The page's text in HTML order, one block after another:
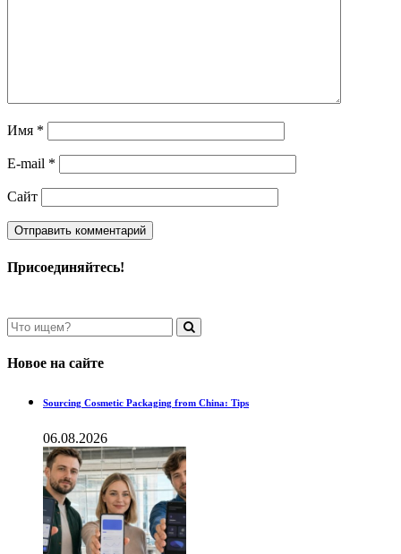
Имя *
E-mail *
Сайт
Присоединяйтесь!
Новое на сайте
Sourcing Cosmetic Packaging from China: Tips
06.08.2026